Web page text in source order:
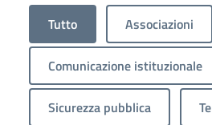
Tutto Associazioni
Comunicazione istituzionale
Sicurezza pubblica